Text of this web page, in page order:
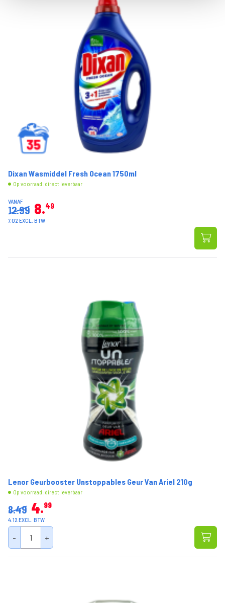
Dixan Wasmiddel Fresh Ocean 1750ml
Op voorraad: direct leverbaar
VANAF
12.99 8 49
7.02 EXCL. BTW
Lenor Geurbooster Unstoppables Geur Van Ariel 210g
Op voorraad: direct leverbaar
8.49 4 99
4.12 EXCL. BTW
- +